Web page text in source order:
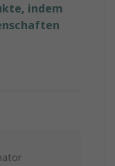
indem